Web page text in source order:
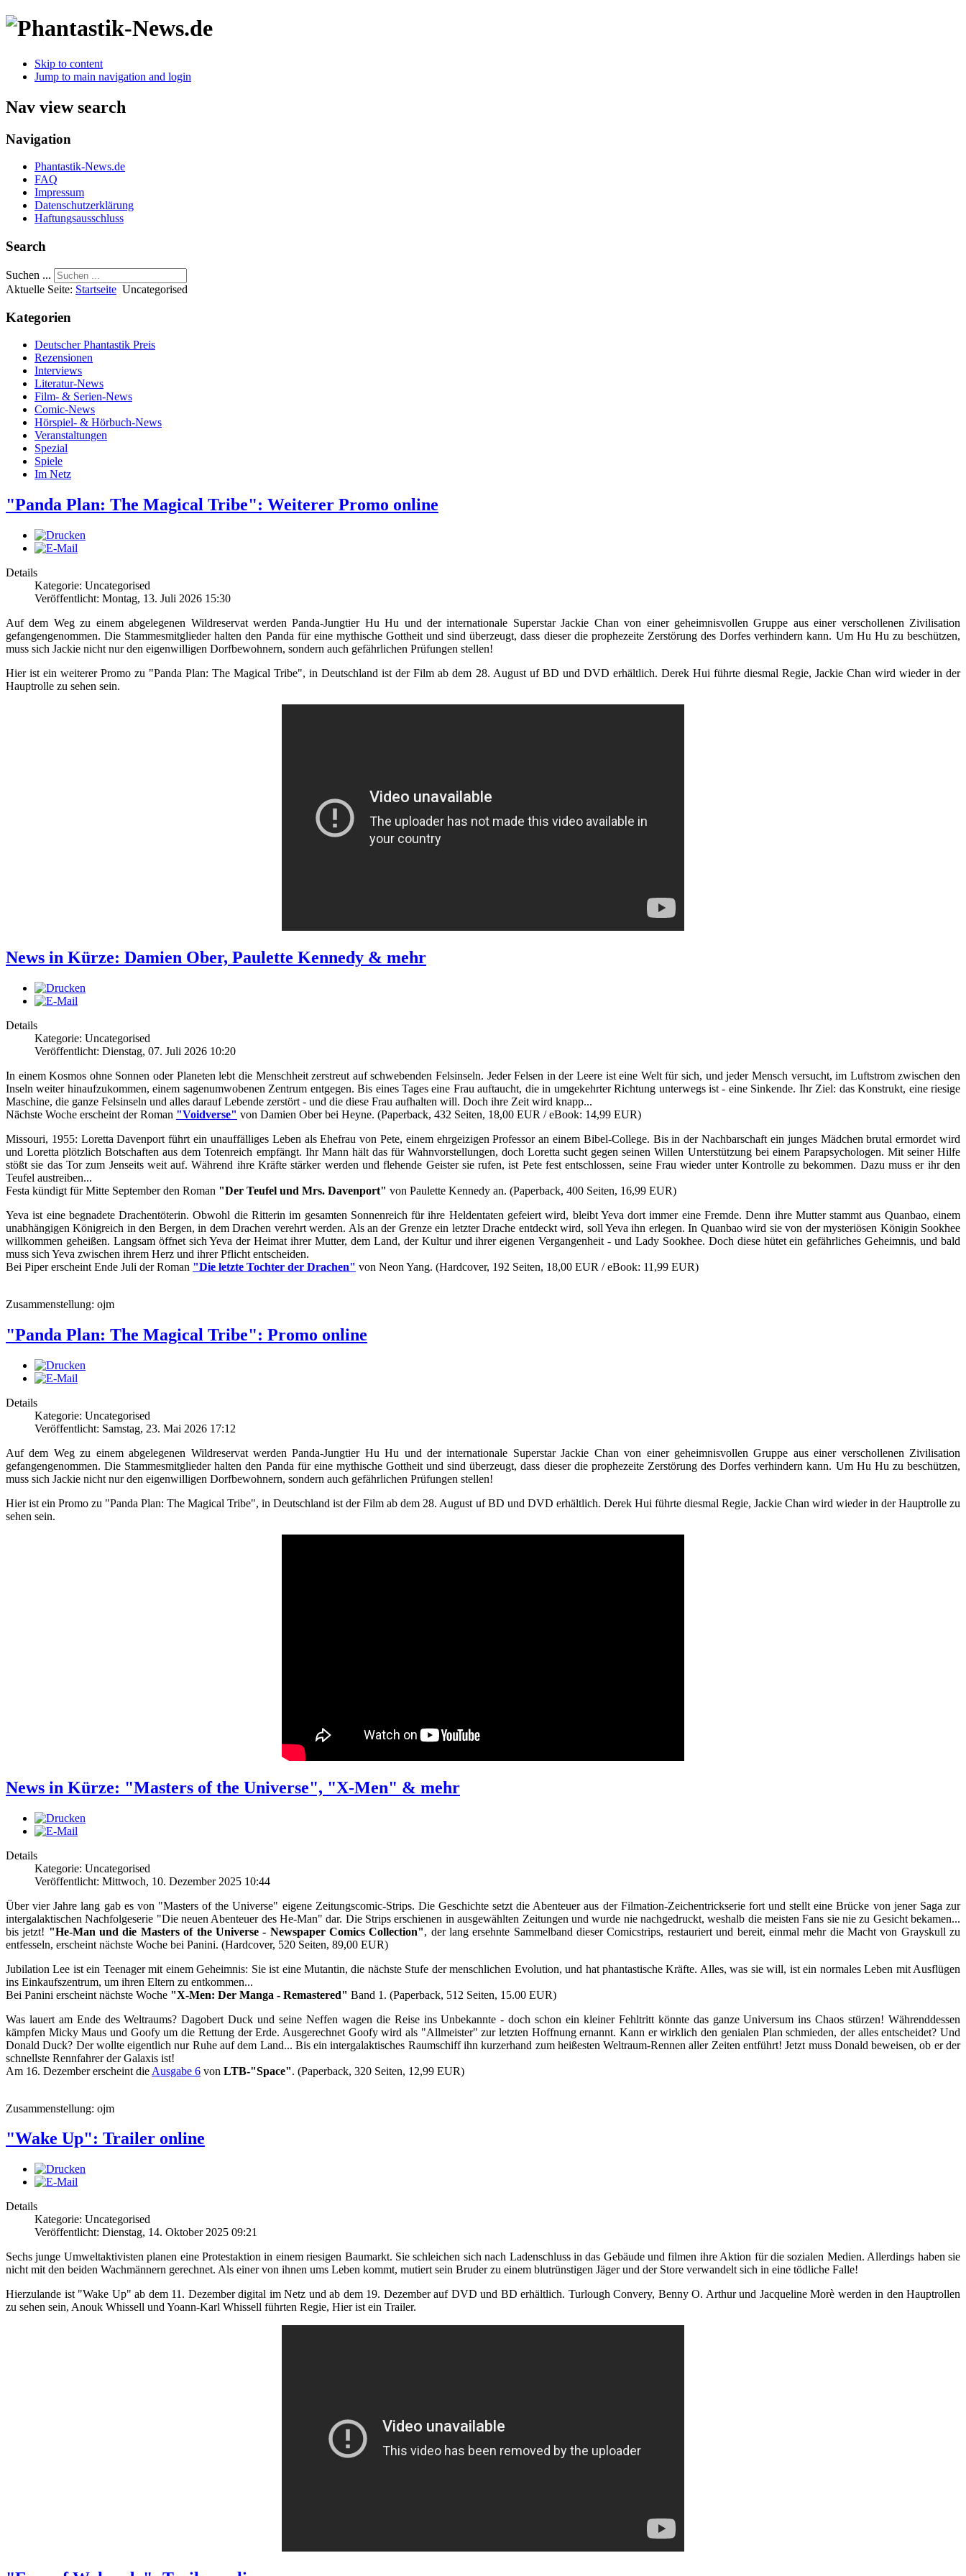
Skip to content
Jump to main navigation and login
Nav view search
Navigation
Phantastik-News.de
FAQ
Impressum
Datenschutzerklärung
Haftungsausschluss
Search
Suchen ...
Aktuelle Seite: Startseite Uncategorised
Kategorien
Deutscher Phantastik Preis
Rezensionen
Interviews
Literatur-News
Film- & Serien-News
Comic-News
Hörspiel- & Hörbuch-News
Veranstaltungen
Spezial
Spiele
Im Netz
"Panda Plan: The Magical Tribe": Weiterer Promo online
Details
Kategorie: Uncategorised
Veröffentlicht: Montag, 13. Juli 2026 15:30
Auf dem Weg zu einem abgelegenen Wildreservat werden Panda-Jungtier Hu Hu und der internationale Superstar Jackie Chan von einer geheimnisvollen Gruppe aus einer verschollenen Zivilisation
gefangengenommen. Die Stammesmitglieder halten den Panda für eine mythische Gottheit und sind überzeugt, dass dieser die prophezeite Zerstörung des Dorfes verhindern kann. Um Hu Hu zu beschützen,
muss sich Jackie nicht nur den eigenwilligen Dorfbewohnern, sondern auch gefährlichen Prüfungen stellen!
Hier ist ein weiterer Promo zu "Panda Plan: The Magical Tribe", in Deutschland ist der Film ab dem 28. August uf BD und DVD erhältlich. Derek Hui führte diesmal Regie, Jackie Chan wird wieder in der
Hauptrolle zu sehen sein.
News in Kürze: Damien Ober, Paulette Kennedy & mehr
Details
Kategorie: Uncategorised
Veröffentlicht: Dienstag, 07. Juli 2026 10:20
In einem Kosmos ohne Sonnen oder Planeten lebt die Menschheit zerstreut auf schwebenden Felsinseln. Jeder Felsen in der Leere ist eine Welt für sich, und jeder Mensch versucht, im Luftstrom zwischen den
Inseln weiter hinaufzukommen, einem sagenumwobenen Zentrum entgegen. Bis eines Tages eine Frau auftaucht, die in umgekehrter Richtung unterwegs ist - eine Sinkende. Ihr Ziel: das Konstrukt, eine riesige
Maschine, die ganze Felsinseln und alles darauf Lebende zerstört - und die diese Frau aufhalten will. Doch ihre Zeit wird knapp...
Nächste Woche erscheint der Roman "Voidverse" von Damien Ober bei Heyne. (Paperback, 432 Seiten, 18,00 EUR / eBook: 14,99 EUR)
Missouri, 1955: Loretta Davenport führt ein unauffälliges Leben als Ehefrau von Pete, einem ehrgeizigen Professor an einem Bibel-College. Bis in der Nachbarschaft ein junges Mädchen brutal ermordet wird
und Loretta plötzlich Botschaften aus dem Totenreich empfängt. Ihr Mann hält das für Wahnvorstellungen, doch Loretta sucht gegen seinen Willen Unterstützung bei einem Parapsychologen. Mit seiner Hilfe
stößt sie das Tor zum Jenseits weit auf. Während ihre Kräfte stärker werden und flehende Geister sie rufen, ist Pete fest entschlossen, seine Frau wieder unter Kontrolle zu bekommen. Dazu muss er ihr den
Teufel austreiben...
Festa kündigt für Mitte September den Roman "Der Teufel und Mrs. Davenport" von Paulette Kennedy an. (Paperback, 400 Seiten, 16,99 EUR)
Yeva ist eine begnadete Drachentöterin. Obwohl die Ritterin im gesamten Sonnenreich für ihre Heldentaten gefeiert wird, bleibt Yeva dort immer eine Fremde. Denn ihre Mutter stammt aus Quanbao, einem
unabhängigen Königreich in den Bergen, in dem Drachen verehrt werden. Als an der Grenze ein letzter Drache entdeckt wird, soll Yeva ihn erlegen. In Quanbao wird sie von der mysteriösen Königin Sookhee
willkommen geheißen. Langsam öffnet sich Yeva der Heimat ihrer Mutter, dem Land, der Kultur und ihrer eigenen Vergangenheit - und Lady Sookhee. Doch diese hütet ein gefährliches Geheimnis, und bald
muss sich Yeva zwischen ihrem Herz und ihrer Pflicht entscheiden.
Bei Piper erscheint Ende Juli der Roman "Die letzte Tochter der Drachen" von Neon Yang. (Hardcover, 192 Seiten, 18,00 EUR / eBook: 11,99 EUR)
Zusammenstellung: ojm
"Panda Plan: The Magical Tribe": Promo online
Details
Kategorie: Uncategorised
Veröffentlicht: Samstag, 23. Mai 2026 17:12
Auf dem Weg zu einem abgelegenen Wildreservat werden Panda-Jungtier Hu Hu und der internationale Superstar Jackie Chan von einer geheimnisvollen Gruppe aus einer verschollenen Zivilisation
gefangengenommen. Die Stammesmitglieder halten den Panda für eine mythische Gottheit und sind überzeugt, dass dieser die prophezeite Zerstörung des Dorfes verhindern kann. Um Hu Hu zu beschützen,
muss sich Jackie nicht nur den eigenwilligen Dorfbewohnern, sondern auch gefährlichen Prüfungen stellen!
Hier ist ein Promo zu "Panda Plan: The Magical Tribe", in Deutschland ist der Film ab dem 28. August uf BD und DVD erhältlich. Derek Hui führte diesmal Regie, Jackie Chan wird wieder in der Hauptrolle zu
sehen sein.
News in Kürze: "Masters of the Universe", "X-Men" & mehr
Details
Kategorie: Uncategorised
Veröffentlicht: Mittwoch, 10. Dezember 2025 10:44
Über vier Jahre lang gab es von "Masters of the Universe" eigene Zeitungscomic-Strips. Die Geschichte setzt die Abenteuer aus der Filmation-Zeichentrickserie fort und stellt eine Brücke von jener Saga zur
intergalaktischen Nachfolgeserie "Die neuen Abenteuer des He-Man" dar. Die Strips erschienen in ausgewählten Zeitungen und wurde nie nachgedruckt, weshalb die meisten Fans sie nie zu Gesicht bekamen...
bis jetzt! "He-Man und die Masters of the Universe - Newspaper Comics Collection", der lang ersehnte Sammelband dieser Comicstrips, restauriert und bereit, einmal mehr die Macht von Grayskull zu
entfesseln, erscheint nächste Woche bei Panini. (Hardcover, 520 Seiten, 89,00 EUR)
Jubilation Lee ist ein Teenager mit einem Geheimnis: Sie ist eine Mutantin, die nächste Stufe der menschlichen Evolution, und hat phantastische Kräfte. Alles, was sie will, ist ein normales Leben mit Ausflügen
ins Einkaufszentrum, um ihren Eltern zu entkommen...
Bei Panini erscheint nächste Woche "X-Men: Der Manga - Remastered" Band 1. (Paperback, 512 Seiten, 15.00 EUR)
Was lauert am Ende des Weltraums? Dagobert Duck und seine Neffen wagen die Reise ins Unbekannte - doch schon ein kleiner Fehltritt könnte das ganze Universum ins Chaos stürzen! Währenddessen
kämpfen Micky Maus und Goofy um die Rettung der Erde. Ausgerechnet Goofy wird als "Allmeister" zur letzten Hoffnung ernannt. Kann er wirklich den genialen Plan schmieden, der alles entscheidet? Und
Donald Duck? Der wollte eigentlich nur Ruhe auf dem Land... Bis ein intergalaktisches Raumschiff ihn kurzerhand zum heißesten Weltraum-Rennen aller Zeiten entführt! Jetzt muss Donald beweisen, ob er der
schnellste Rennfahrer der Galaxis ist!
Am 16. Dezember erscheint die Ausgabe 6 von LTB-"Space". (Paperback, 320 Seiten, 12,99 EUR)
Zusammenstellung: ojm
"Wake Up": Trailer online
Details
Kategorie: Uncategorised
Veröffentlicht: Dienstag, 14. Oktober 2025 09:21
Sechs junge Umweltaktivisten planen eine Protestaktion in einem riesigen Baumarkt. Sie schleichen sich nach Ladenschluss in das Gebäude und filmen ihre Aktion für die sozialen Medien. Allerdings haben sie
nicht mit den beiden Wachmännern gerechnet. Als einer von ihnen ums Leben kommt, mutiert sein Bruder zu einem blutrünstigen Jäger und der Store verwandelt sich in eine tödliche Falle!
Hierzulande ist "Wake Up" ab dem 11. Dezember digital im Netz und ab dem 19. Dezember auf DVD und BD erhältlich. Turlough Convery, Benny O. Arthur und Jacqueline Morè werden in den Hauptrollen
zu sehen sein, Anouk Whissell und Yoann-Karl Whissell führten Regie, Hier ist ein Trailer.